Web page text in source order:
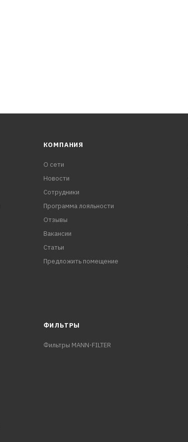
КОМПАНИЯ
О сети
Новости
Сотрудники
Программа лояльности
Отзывы
Вакансии
Статьи
Предложить помещение
ФИЛЬТРЫ
Фильтры MANN-FILTER